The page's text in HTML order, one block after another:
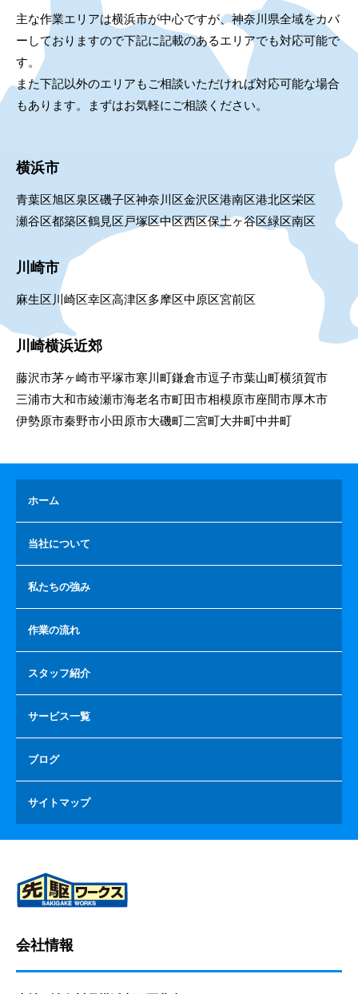
主な作業エリアは横浜市が中心ですが、神奈川県全域をカバ
ーしておりますので下記に記載のあるエリアでも対応可能で
す。
また下記以外のエリアもご相談いただければ対応可能な場合
もあります。まずはお気軽にご相談ください。
横浜市
青葉区旭区泉区磯子区神奈川区金沢区港南区港北区栄区
瀬谷区都築区鶴見区 戸塚区中区西区保土ヶ谷区緑区南区
川崎市
麻生区 川崎区幸区高津区多摩区中原区宮前区
川崎横浜近郊
藤沢市茅ヶ崎市平塚市寒川町鎌倉市逗子市葉山町横須賀市
三浦市大和市綾瀬市海老名市町田市相模原市座間市厚木市
伊勢原市秦野市小田原市大磯町二宮町大井町中井町
ホーム
当社について
私たちの強み
作業の流れ
スタッフ紹介
サービス一覧
ブログ
サイトマップ
会社情報